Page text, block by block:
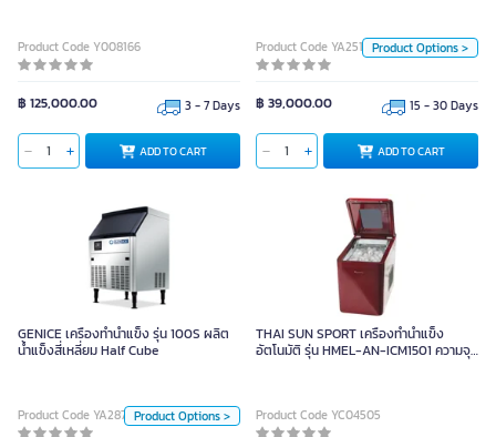
Product Code Y008166
฿ 125,000.00 3 - 7 Days
ADD TO CART
Product Code YA25173Product Options >
฿ 39,000.00 15 - 30 Days
ADD TO CART
Unit
Half Cube
Standard Cube
ADD TO CART
GENICE เครื่องทำน้ำแข็ง รุ่น 100S ผลิต
น้ำแข็งสี่เหลี่ยม Half Cube
Product Code YA28712Product Options >
GENICE เครื่องทำน้ำแข็ง รุ่น 100S
ผลิตน้ำแข็งสี่เหลี่ยม Half Cube
Set
THAI SUN SPORT เครื่องทำน้ำแข็ง
อัตโนมัติ รุ่น HMEL-AN-ICM1501 ความจุ
Product Code YC04505